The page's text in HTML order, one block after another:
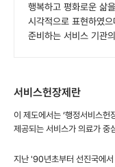
행복하고 평화로운 삶
시각적으로 표현하였
준비하는 서비스 기관
서비스헌장제란
이 제도에서는 ‘행정서비스헌
제공되는 서비스가 의료가 중
지난 '90년초부터 선진국에